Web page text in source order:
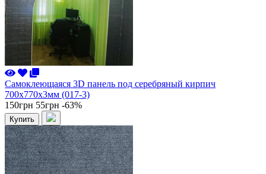
Самоклеющаяся 3D панель под серебряный кирпич
700x770x3мм (017-3)
150грн 55грн -63%
Купить